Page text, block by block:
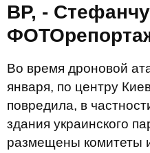
ВР, -
Во время дроновой
января, по центру
повредила, в
здания украинского
размещены комитеты